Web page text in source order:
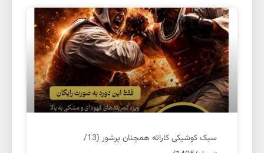
سبک کوشیکی کاراته همچنان پرشور (13/